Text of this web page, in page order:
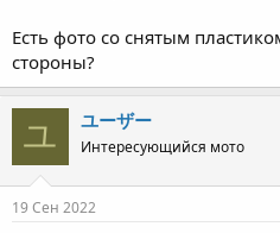
Есть фото со снятым
стороны?
ユ ユーザー
Интересующийся мото
19 Сен 2022